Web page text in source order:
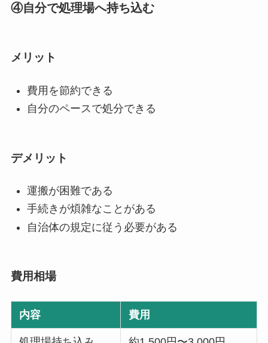
④自分で処理場へ持ち込む
メリット
費用を節約できる
自分のペースで処分できる
デメリット
運搬が困難である
手続きが煩雑なことがある
自治体の規定に従う必要がある
費用相場
内容 費用